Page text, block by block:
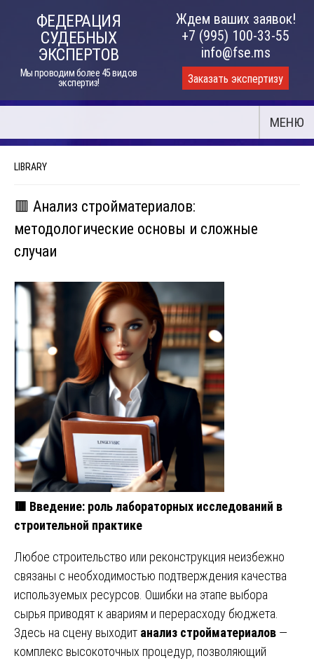
ФЕДЕРАЦИЯ
СУДЕБНЫХ
ЭКСПЕРТОВ
Мы проводим более 45 видов
экспертиз!
Ждем ваших заявок!
+7 (995) 100-33-55
info@fse.ms
Заказать экспертизу
МЕНЮ
LIBRARY
🟥 Анализ стройматериалов:
методологические основы и сложные
случаи
🟥 Введение: роль лабораторных исследований в
строительной практике
Любое строительство или реконструкция неизбежно
связаны с необходимостью подтверждения качества
используемых ресурсов. Ошибки на этапе выбора
сырья приводят к авариям и перерасходу бюджета.
Здесь на сцену выходит анализ стройматериалов —
комплекс высокоточных процедур, позволяющий